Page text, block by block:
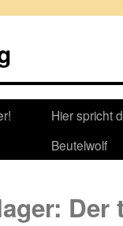
Hier spricht
Beutelwolf